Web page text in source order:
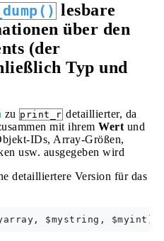
lesbare
über den
(der
Typ und
zu print_r detaillierter, da
mit ihrem Wert und
IDs, Array-Größen,
usw. ausgegeben wird
detailliertere Version für das